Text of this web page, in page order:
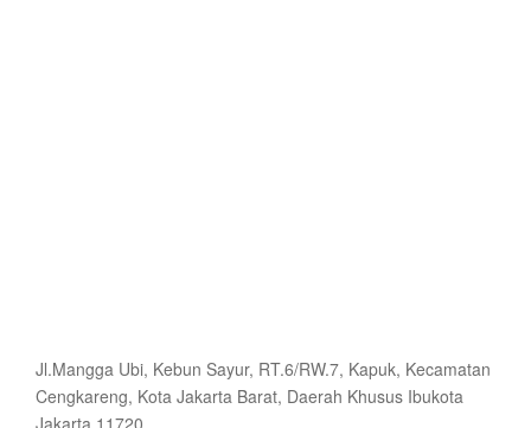
Jl.Mangga Ubi, Kebun Sayur, RT.6/RW.7, Kapuk, Kecamatan
Cengkareng, Kota Jakarta Barat, Daerah Khusus Ibukota
Jakarta 11720